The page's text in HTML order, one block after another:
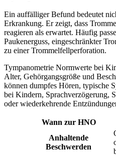
Ein auffälliger Befund bedeutet
Erkrankung. Er zeigt, dass
reagieren als erwartet. Häufig
Paukenerguss, eingeschränkter
zu einer Trommelfellperforation.
Tympanometrie Normwerte bei
Alter, Gehörgangsgröße und
können dumpfes Hören, typische
bei Kindern, Sprachverzögerung,
oder wiederkehrende
Wann zur HNO
Anhaltende
Beschwerden